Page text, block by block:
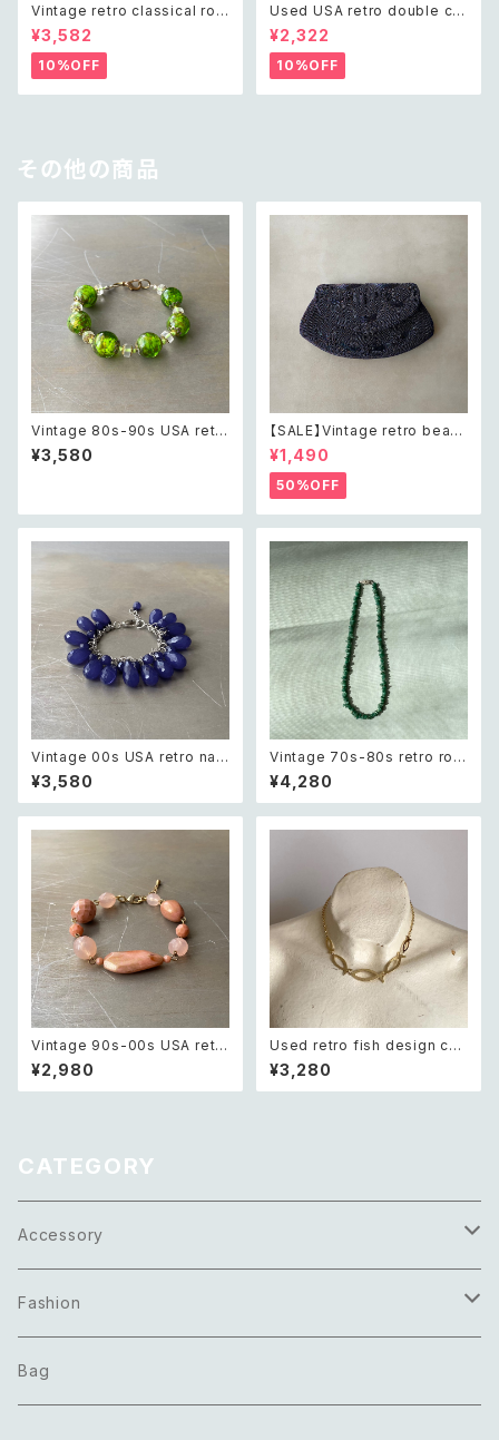
Vintage retro classical rou
gh cut shell beads necklac
e レトロ ヴィンテージ アクセサ
リー クラシカル ラフカット シェ
ル ビーズ ネックレス
¥3,582
10%OFF
Used USA retro double cro
ss crystal bijou bangle レト
ロ アメリカ ユーズド アクセサリ
ー ゴールド ダブル クロス ビジ
ュー バングル
¥2,322
10%OFF
その他の商品
Vintage 80s-90s USA retr
o green glass beads brac
elet レトロ アメリカ ヴィンテー
¥3,580
【SALE】Vintage retro bead
s embroidery navy blue po
uch レトロ ヴィンテージ ホワイ
ト ビーズ刺繍 ネイビー 紺色 ポ
ーチ
¥1,490
50%OFF
Vintage 00s USA retro nav
y blue drop beads bracele
t レトロ アメリカ ヴィンテージ
アクセサリー ネイビーブルー ド
¥3,580
Vintage 70s-80s retro rou
gh cut green aventurine ne
cklace レトロ ヴィンテージ ア
クセサリー 天然石 ラフカット グ
¥4,280
Vintage 90s-00s USA retr
o pink×gold marble beads
bracelet レトロ アメリカ ヴィ
ンテージ アクセサリー ピンク×
¥2,980
Used retro fish design cha
in necklace レトロ ユーズド
アクセサリー フィッシュ お魚 デ
ザイン ゴールド チェーン ネック
¥3,280
CATEGORY
Accessory
Necklace
Pierce
Fashion
Tops
Bag